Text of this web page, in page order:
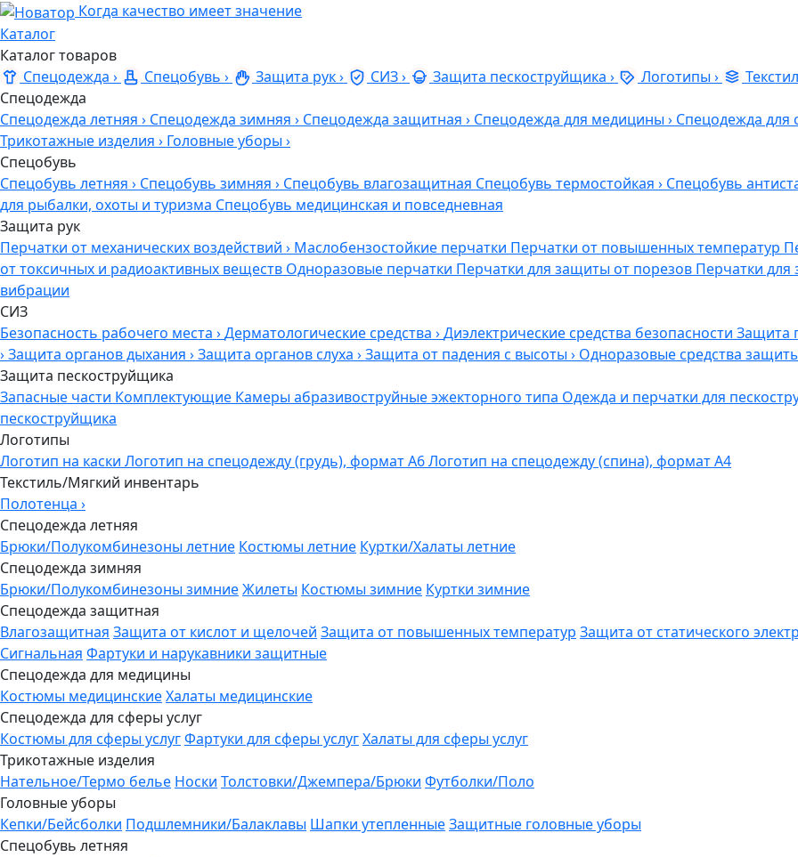
Когда качество имеет значение
Каталог
Каталог товаров
Спецодежда › Спецобувь › Защита рук› СИЗ› Защита пескоструйщика › Логотипы ›
Спецодежда
Спецодежда летняя › Спецодежда зимняя › Спецодежда защитная › Спецодежда для медицины › Спецодежда для
Трикотажные изделия › Головные уборы ›
Спецобувь
Спецобувь летняя › Спецобувь зимняя › Спецобувь влагозащитная Спецобувь термостойкая › Спецобувь
для рыбалки, охоты и туризма Спецобувь медицинская и повседневная
Защита рук
Перчатки от механических воздействий › Маслобензостойкие перчатки Перчатки от повышенных температур
от токсичных и радиоактивных веществ Одноразовые перчатки Перчатки для защиты от порезов Перчатки для
вибрации
СИЗ
Безопасность рабочего места ›Дерматологические средства ›Диэлектрические средства безопасности Защита
›Защита органов дыхания ›Защита органов слуха ›Защита от падения с высоты › Одноразовые средства
Защита пескоструйщика
Запасные части Комплектующие Камеры абразивоструйные эжекторного типа Одежда и перчатки для
пескоструйщика
Логотипы
Логотип на каски Логотип на спецодежду (грудь), формат А6Логотип на спецодежду (спина), формат А4
Текстиль/Мягкий инвентарь
Полотенца ›
Спецодежда летняя
Брюки/Полукомбинезоны летние Костюмы летние Куртки/Халаты летние
Спецодежда зимняя
Брюки/Полукомбинезоны зимниеЖилеты Костюмы зимние Куртки зимние
Спецодежда защитная
Влагозащитная Защита от кислот и щелочей Защита от повышенных температур Защита от статического
Сигнальная Фартуки и нарукавники защитные
Спецодежда для медицины
Костюмы медицинскиеХалаты медицинские
Спецодежда для сферы услуг
Костюмы для сферы услугФартуки для сферы услугХалаты для сферы услуг
Трикотажные изделия
Нательное/Термо белье Носки Толстовки/Джемпера/Брюки Футболки/Поло
Головные уборы
Кепки/Бейсболки Подшлемники/Балаклавы Шапки утепленныеЗащитные головные уборы
Спецобувь летняя